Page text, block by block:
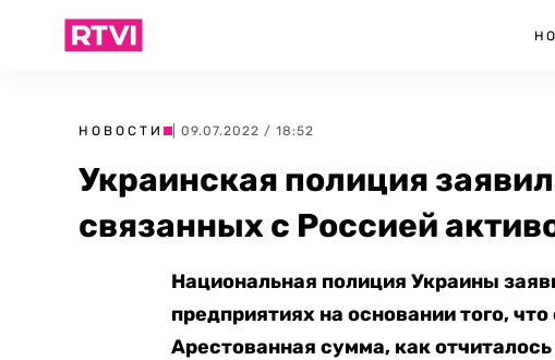
НОВОСТИ | 09.07.2022 / 18:52
Украинская полиция
связанных с Россией
Национальная полиция Украины
предприятиях на основании того,
Арестованная сумма, как